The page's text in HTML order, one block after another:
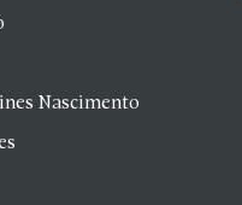
Nascimento